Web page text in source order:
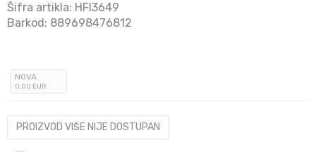
Šifra artikla: HFI3649
Barkod: 889698476812
NOVA
0,00 EUR
PROIZVOD VIŠE NIJE DOSTUPAN